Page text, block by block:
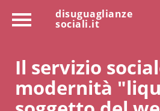
disuguaglianze
sociali.it
Il servizio
modernità